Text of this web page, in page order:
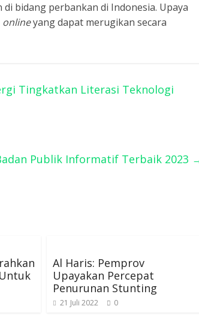
bidang perbankan di Indonesia. Upaya
onlineyang dapat merugikan secara
Tingkatkan Literasi Teknologi
Publik Informatif Terbaik 2023
Al Haris: Pemprov
Upayakan Percepat
Penurunan Stunting
21 Juli 2022 0